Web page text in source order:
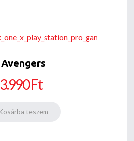
Avengers
3.990 Ft